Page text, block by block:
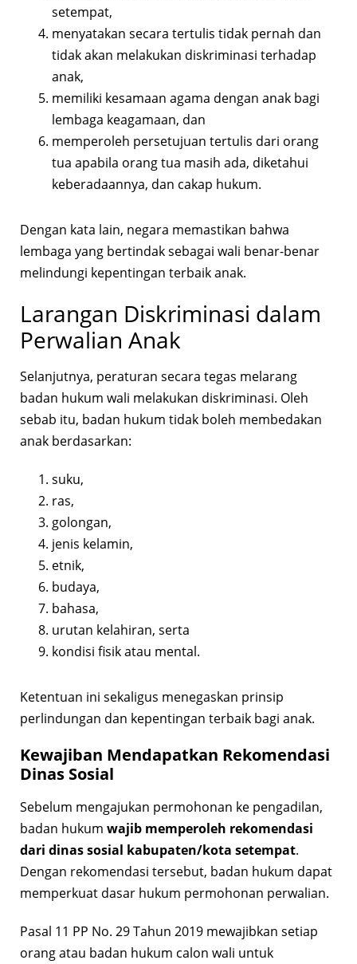
setempat,
menyatakan secara tertulis tidak pernah dan
tidak akan melakukan diskriminasi terhadap
anak,
memiliki kesamaan agama dengan anak bagi
lembaga keagamaan, dan
memperoleh persetujuan tertulis dari orang
tua apabila orang tua masih ada, diketahui
keberadaannya, dan cakap hukum.
Dengan kata lain, negara memastikan bahwa
lembaga yang bertindak sebagai wali benar-benar
melindungi kepentingan terbaik anak.
Larangan Diskriminasi dalam
Perwalian Anak
Selanjutnya, peraturan secara tegas melarang
badan hukum wali melakukan diskriminasi. Oleh
sebab itu, badan hukum tidak boleh membedakan
anak berdasarkan:
suku,
ras,
golongan,
jenis kelamin,
etnik,
budaya,
bahasa,
urutan kelahiran, serta
kondisi fisik atau mental.
Ketentuan ini sekaligus menegaskan prinsip
perlindungan dan kepentingan terbaik bagi anak.
Kewajiban Mendapatkan Rekomendasi
Dinas Sosial
Sebelum mengajukan permohonan ke pengadilan,
badan hukum wajib memperoleh rekomendasi
dari dinas sosial kabupaten/kota setempat.
Dengan rekomendasi tersebut, badan hukum dapat
memperkuat dasar hukum permohonan perwalian.
Pasal 11 PP No. 29 Tahun 2019 mewajibkan setiap
orang atau badan hukum calon wali untuk